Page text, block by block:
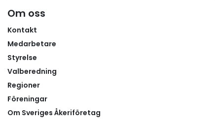
Om oss
Kontakt
Medarbetare
Styrelse
Valberedning
Regioner
Föreningar
Om Sveriges Åkeriföretag